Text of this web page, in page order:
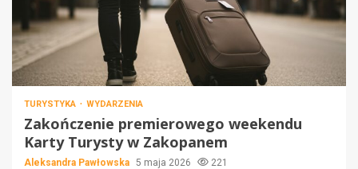
TURYSTYKA WYDARZENIA
Zakończenie premierowego weekendu
Karty Turysty w Zakopanem
Aleksandra Pawłowska 5 maja 2026 221